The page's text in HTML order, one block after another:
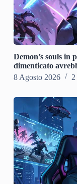
Demon’s souls in
dimenticato
8 Agosto 2026